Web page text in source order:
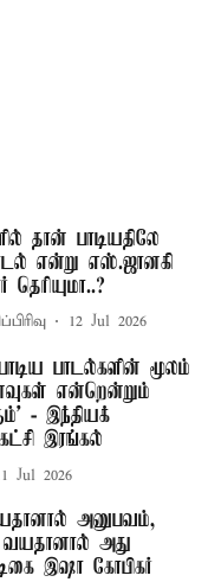
தான் பாடியதிலே
என்று எஸ்.ஜானகி
தெரியுமா..?
12 Jul 2026
பாடல்களின் மூலம்
என்றென்றும்
- இந்தியக்
இரங்கல்
Jul 2026
அனுபவம்,
அது
இஷா கோபிகர்